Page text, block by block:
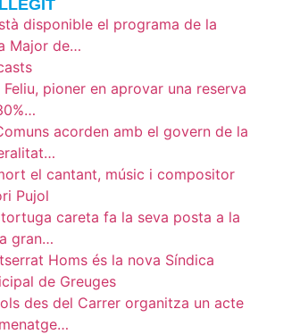
disponible el programa de la
Major de…
Feliu, pioner en aprovar una reserva
acorden amb el govern de la
el cantant, músic i compositor
Pujol
careta fa la seva posta a la
gran…
Homs és la nova Síndica
de Greuges
des del Carrer organitza un acte